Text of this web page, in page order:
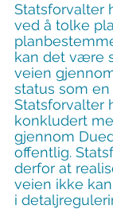
Statsforvalter
ved å tolke
kan det være
veien
status som
Statsforvalter
konkludert
gjennom
offentlig.
derfor at
veien ikke
i